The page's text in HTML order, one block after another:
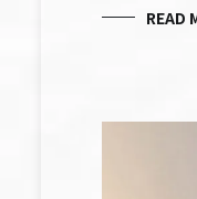
READ